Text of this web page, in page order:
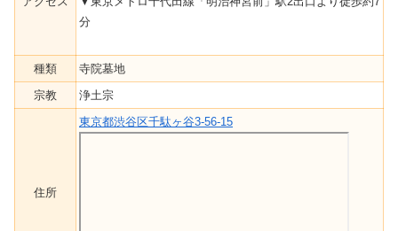
分
種類
寺院墓地
宗教
浄土宗
住所
東京都渋谷区千駄ヶ谷3-56-15